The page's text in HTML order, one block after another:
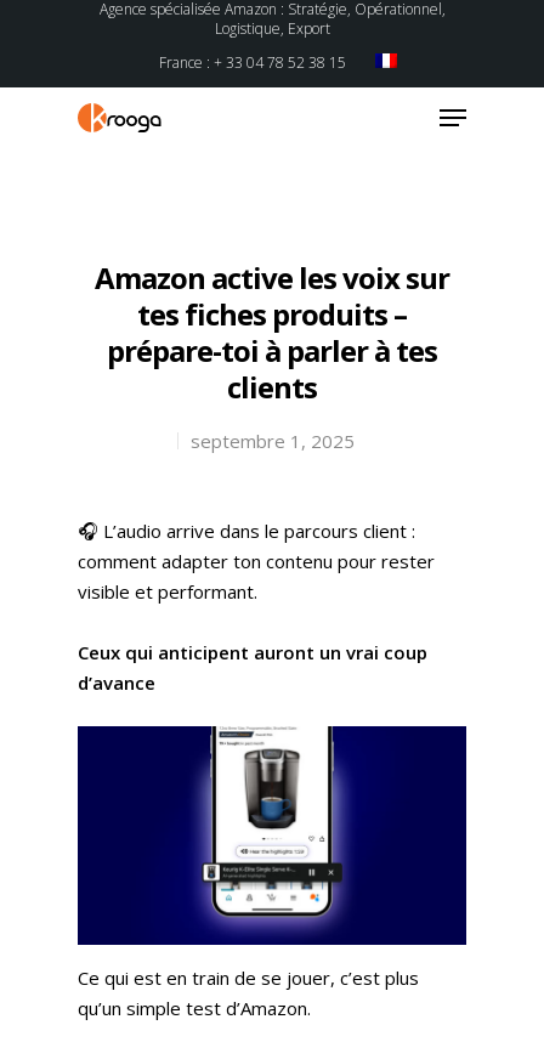
Agence spécialisée Amazon : Stratégie, Opérationnel,
Logistique, Export
France : + 33 04 78 52 38 15
Amazon active les voix sur
tes fiches produits –
prépare-toi à parler à tes
clients
septembre 1, 2025
🎧 L’audio arrive dans le parcours client :
comment adapter ton contenu pour rester
visible et performant.
Ceux qui anticipent auront un vrai coup
d’avance
Ce qui est en train de se jouer, c’est plus
qu’un simple test d’Amazon.